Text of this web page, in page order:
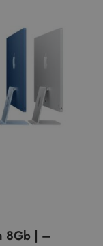
8Gb | –